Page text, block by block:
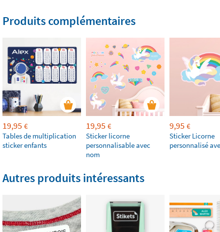
Produits complémentaires
19,95 €
Tables de multiplication
sticker enfants
19,95 €
Sticker licorne
personnalisable avec
nom
9,95 €
Sticker Licorne
personnalisé
Autres produits intéressants